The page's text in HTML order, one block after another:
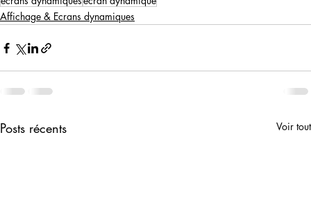
Affichage & Ecrans dynamiques
Posts récents Voir tout